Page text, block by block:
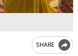
SHARE